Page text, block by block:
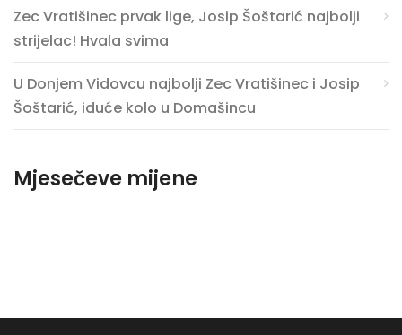
Zec Vratišinec prvak lige, Josip Šoštarić najbolji
strijelac! Hvala svima
U Donjem Vidovcu najbolji Zec Vratišinec i Josip
Šoštarić, iduće kolo u Domašincu
Mjesečeve mijene